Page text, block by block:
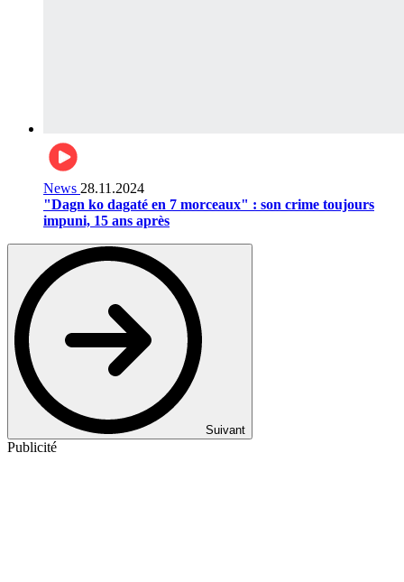
News 28.11.2024
"Dagn ko dagaté en 7 morceaux" : son crime toujours
impuni, 15 ans après
Suivant
Publicité